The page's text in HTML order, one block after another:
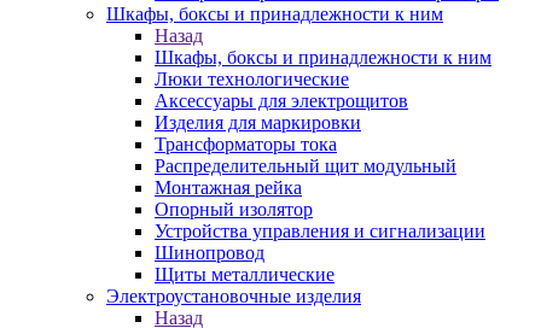
Шкафы, боксы и принадлежности к ним
Назад
Шкафы, боксы и принадлежности к ним
Люки технологические
Аксессуары для электрощитов
Изделия для маркировки
Трансформаторы тока
Распределительный щит модульный
Монтажная рейка
Опорный изолятор
Устройства управления и сигнализации
Шинопровод
Щиты металлические
Электроустановочные изделия
Назад